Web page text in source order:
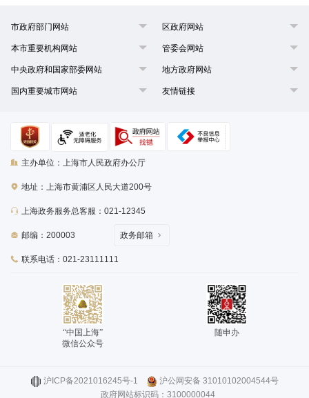
市政府部门网站 区政府网站
本市重要机构网站 管委会网站
中央政府和国家部委网站 地方政府网站
国内重要城市网站 友情链接
主办单位：上海市人民政府办公厅
地址：上海市黄浦区人民大道200号
上海政务服务总客服：021-12345
邮编：200003
联系电话：021-23111111
政务邮箱
“中国上海”
微信公众号
随申办
沪ICP备2021016245号-1
沪公网安备 31010102004544号
政府网站标识码：3100000044